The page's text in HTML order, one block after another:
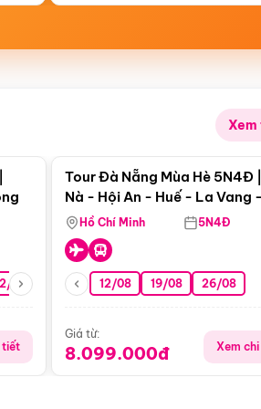
08 26/08 05/09 09/09 12/09
tiết
Điểm
Tour Đà Nẵng Mùa Hè 5N4Đ
Nà - Hội An - Huế - La Vang -
Động Thiên Đường
Hồ Chí Minh 5N4Đ
12/08 19/08 26/08
Giá từ:
8.099.000đ Xem